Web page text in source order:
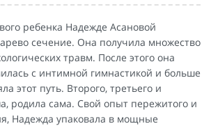
ребенка Надежде Асановой
сечение. Она получила множество
травм. После этого она
с интимной гимнастикой и больше
этот путь. Второго, третьего и
родила сама. Свой опыт пережитого и
Надежда упаковала в мощные